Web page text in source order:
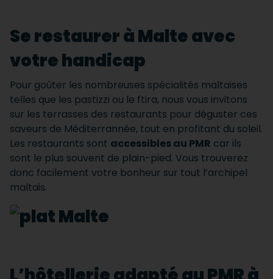
Se restaurer à Malte avec
votre handicap
Pour goûter les nombreuses spécialités maltaises
telles que les pastizzi ou le ftira, nous vous invitons
sur les terrasses des restaurants pour déguster ces
saveurs de Méditerrannée, tout en profitant du soleil.
Les restaurants sont accessibles au PMR car ils
sont le plus souvent de plain-pied. Vous trouverez
donc facilement votre bonheur sur tout l’archipel
maltais.